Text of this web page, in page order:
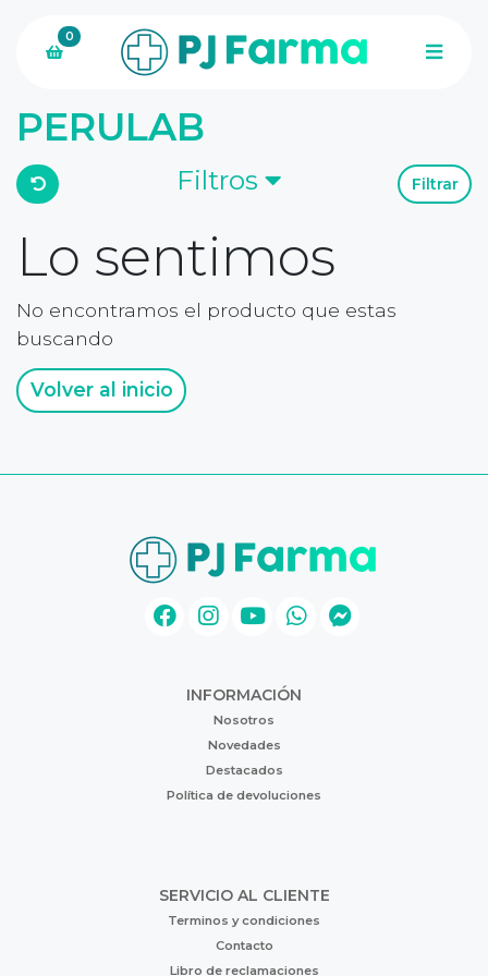
0
PERULAB
Filtros Filtrar
Lo sentimos
No encontramos el producto que estas
buscando
Volver al inicio
INFORMACIÓN
Nosotros
Novedades
Destacados
Política de devoluciones
SERVICIO AL CLIENTE
Terminos y condiciones
Contacto
Libro de reclamaciones